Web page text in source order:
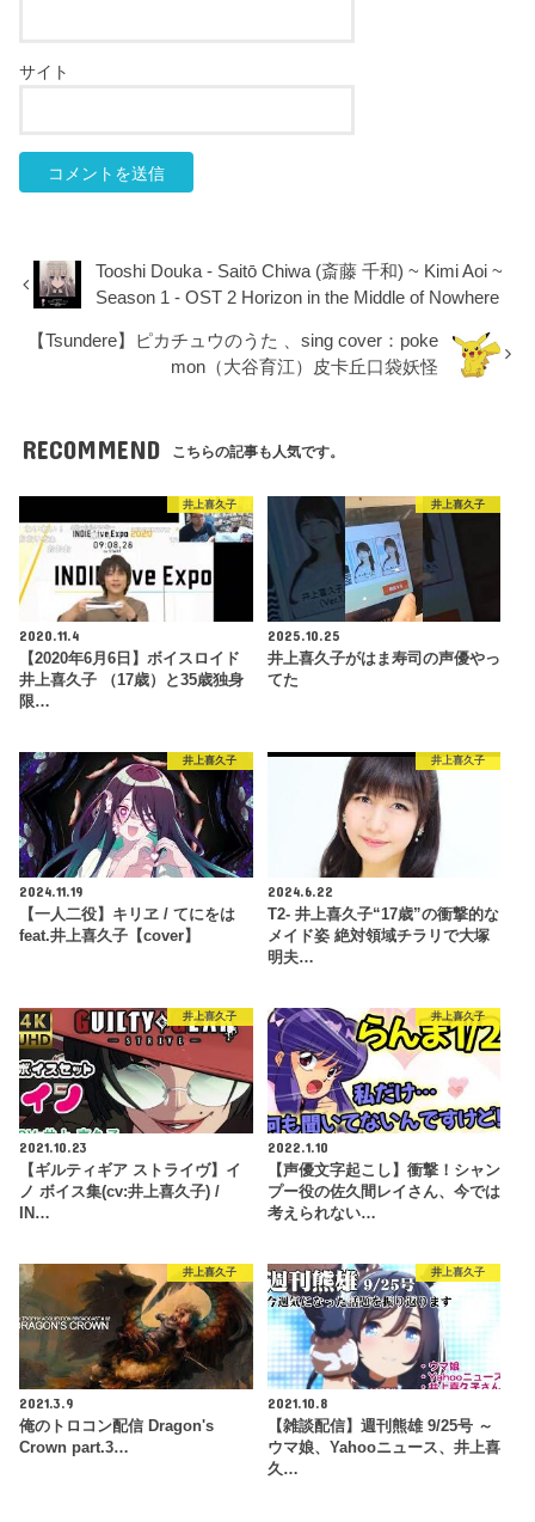
サイト
Tooshi Douka - Saitō Chiwa (斎藤 千和) ~ Kimi Aoi ~
Season 1 - OST 2 Horizon in the Middle of Nowhere
【Tsundere】ピカチュウのうた 、sing cover：poke
mon（大谷育江）皮卡丘口袋妖怪
RECOMMEND こちらの記事も人気です。
井上喜久子
2020.11.4
【2020年6月6日】ボイスロイド
井上喜久子 （17歳）と35歳独身
限…
井上喜久子
2025.10.25
井上喜久子がはま寿司の声優やっ
てた
井上喜久子
2024.11.19
【一人二役】キリヱ / てにをは
feat.井上喜久子【cover】
井上喜久子
2024.6.22
T2- 井上喜久子“17歳”の衝撃的な
メイド姿 絶対領域チラリで大塚
明夫…
井上喜久子
2021.10.23
【ギルティギア ストライヴ】イ
ノ ボイス集(cv:井上喜久子) /
IN…
井上喜久子
2022.1.10
【声優文字起こし】衝撃！シャン
プー役の佐久間レイさん、今では
考えられない…
井上喜久子
2021.3.9
俺のトロコン配信 Dragon's
Crown part.3…
井上喜久子
2021.10.8
【雑談配信】週刊熊雄 9/25号 ～
ウマ娘、Yahooニュース、井上喜
久…